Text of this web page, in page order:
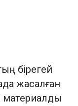
бірегей
жасалған
материалды